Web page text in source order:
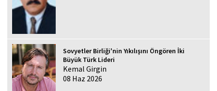
Sovyetler Birliği'nin Yıkılışını Öngören İki
Büyük Türk Lideri
Kemal Girgin
08 Haz 2026